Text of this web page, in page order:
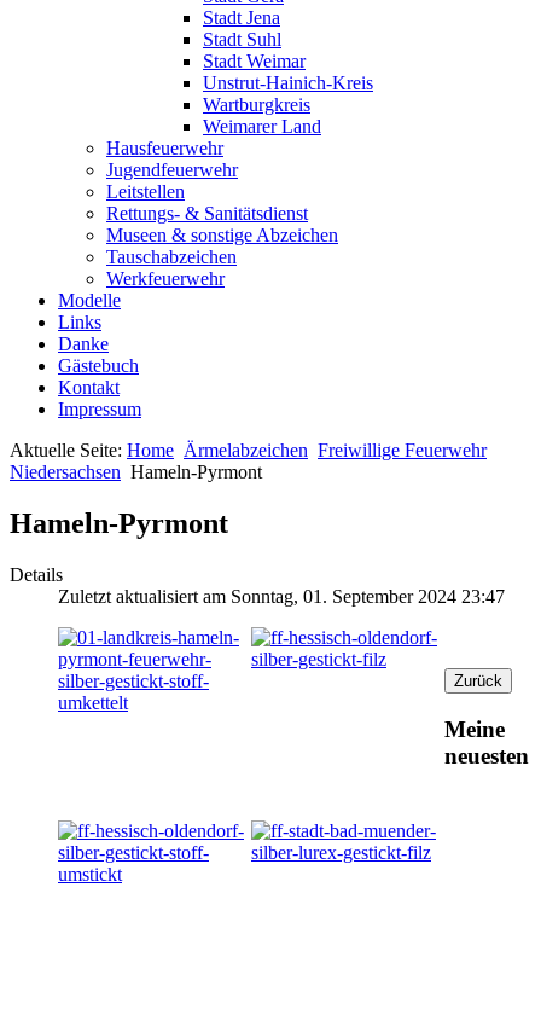
Stadt Jena
Stadt Suhl
Stadt Weimar
Unstrut-Hainich-Kreis
Wartburgkreis
Weimarer Land
Hausfeuerwehr
Jugendfeuerwehr
Leitstellen
Rettungs- & Sanitätsdienst
Museen & sonstige Abzeichen
Tauschabzeichen
Werkfeuerwehr
Modelle
Links
Danke
Gästebuch
Kontakt
Impressum
Aktuelle Seite: Home Ärmelabzeichen Freiwillige Feuerwehr
Niedersachsen Hameln-Pyrmont
Hameln-Pyrmont
Details
Zuletzt aktualisiert am Sonntag, 01. September 2024 23:47
Meine
neuesten